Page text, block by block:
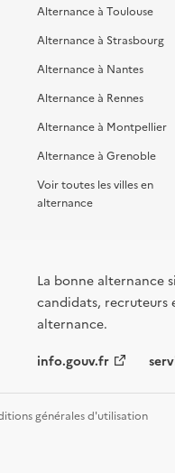
Alternance à Toulouse
Alternance à Strasbourg
Alternance à Nantes
Alternance à Rennes
Alternance à Montpellier
Alternance à Grenoble
Voir toutes les villes en
alternance
La bonne alternance
candidats, recruteurs
alternance.
info.gouv.fr
générales d'utilisation